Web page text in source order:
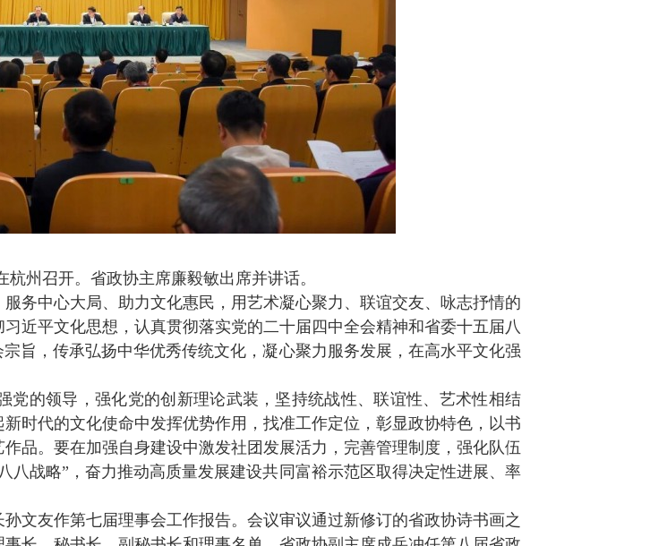
州召开。省政协主席廉毅敏出席并讲话。
务中心大局、助力文化惠民，用艺术凝心聚力、联谊交友、咏志抒情的
近平文化思想，认真贯彻落实党的二十届四中全会精神和省委十五届八
旨，传承弘扬中华优秀传统文化，凝心聚力服务发展，在高水平文化强
党的领导，强化党的创新理论武装，坚持统战性、联谊性、艺术性相结
时代的文化使命中发挥优势作用，找准工作定位，彰显政协特色，以书
品。要在加强自身建设中激发社团发展活力，完善管理制度，强化队伍
战略”，奋力推动高质量发展建设共同富裕示范区取得决定性进展、率
文友作第七届理事会工作报告。会议审议通过新修订的省政协诗书画之